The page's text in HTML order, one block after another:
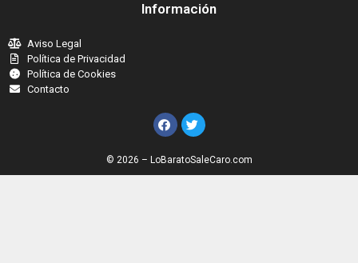
Información
Aviso Legal
Política de Privacidad
Política de Cookies
Contacto
© 2026 – LoBaratoSaleCaro.com